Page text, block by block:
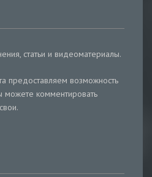
статьи и видеоматериалы.
предоставляем возможность
комментировать